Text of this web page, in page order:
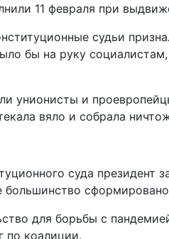
11 февраля при
судьи
бы на руку
унионисты и
вяло и собрала
суда
большинство
для борьбы с
по коалиции.